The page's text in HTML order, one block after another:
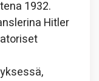
1932.
Hitler